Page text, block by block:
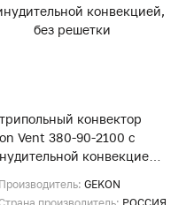
конвектор
Vent 380-90-2100 с
конвекцией,
Производитель:GEKON